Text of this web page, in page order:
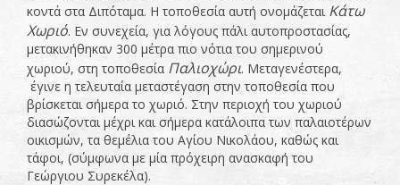
κοντά στα Διπόταμα. Η τοποθεσία αυτή ονομάζεται Κάτω
Χωριό. Εν συνεχεία, για λόγους πάλι αυτοπροστασίας,
μετακινήθηκαν 300 μέτρα πιο νότια του σημερινού
χωριού, στη τοποθεσία Παλιοχώρι. Μεταγενέστερα,
έγινε η τελευταία μεταστέγαση στην τοποθεσία που
βρίσκεται σήμερα το χωριό. Στην περιοχή του χωριού
διασώζονται μέχρι και σήμερα κατάλοιπα των παλαιοτέρων
οικισμών, τα θεμέλια του Αγίου Νικολάου, καθώς και
τάφοι, (σύμφωνα με μία πρόχειρη ανασκαφή του
Γεώργιου Συρεκέλα).